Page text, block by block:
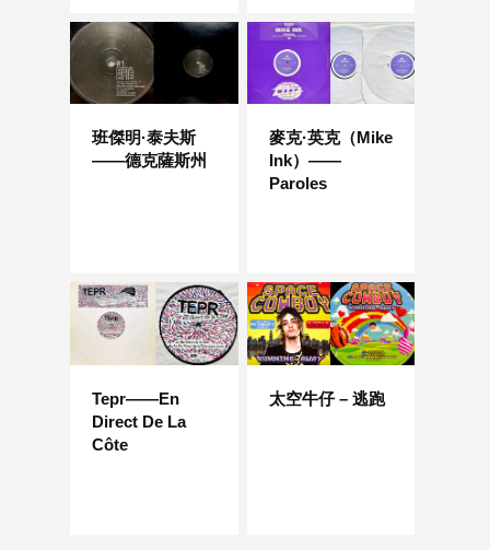
班傑明·泰夫斯
——德克薩斯州
麥克·英克（Mike
Ink）——
Paroles
Tepr——En
Direct De La
Côte
太空牛仔 – 逃跑